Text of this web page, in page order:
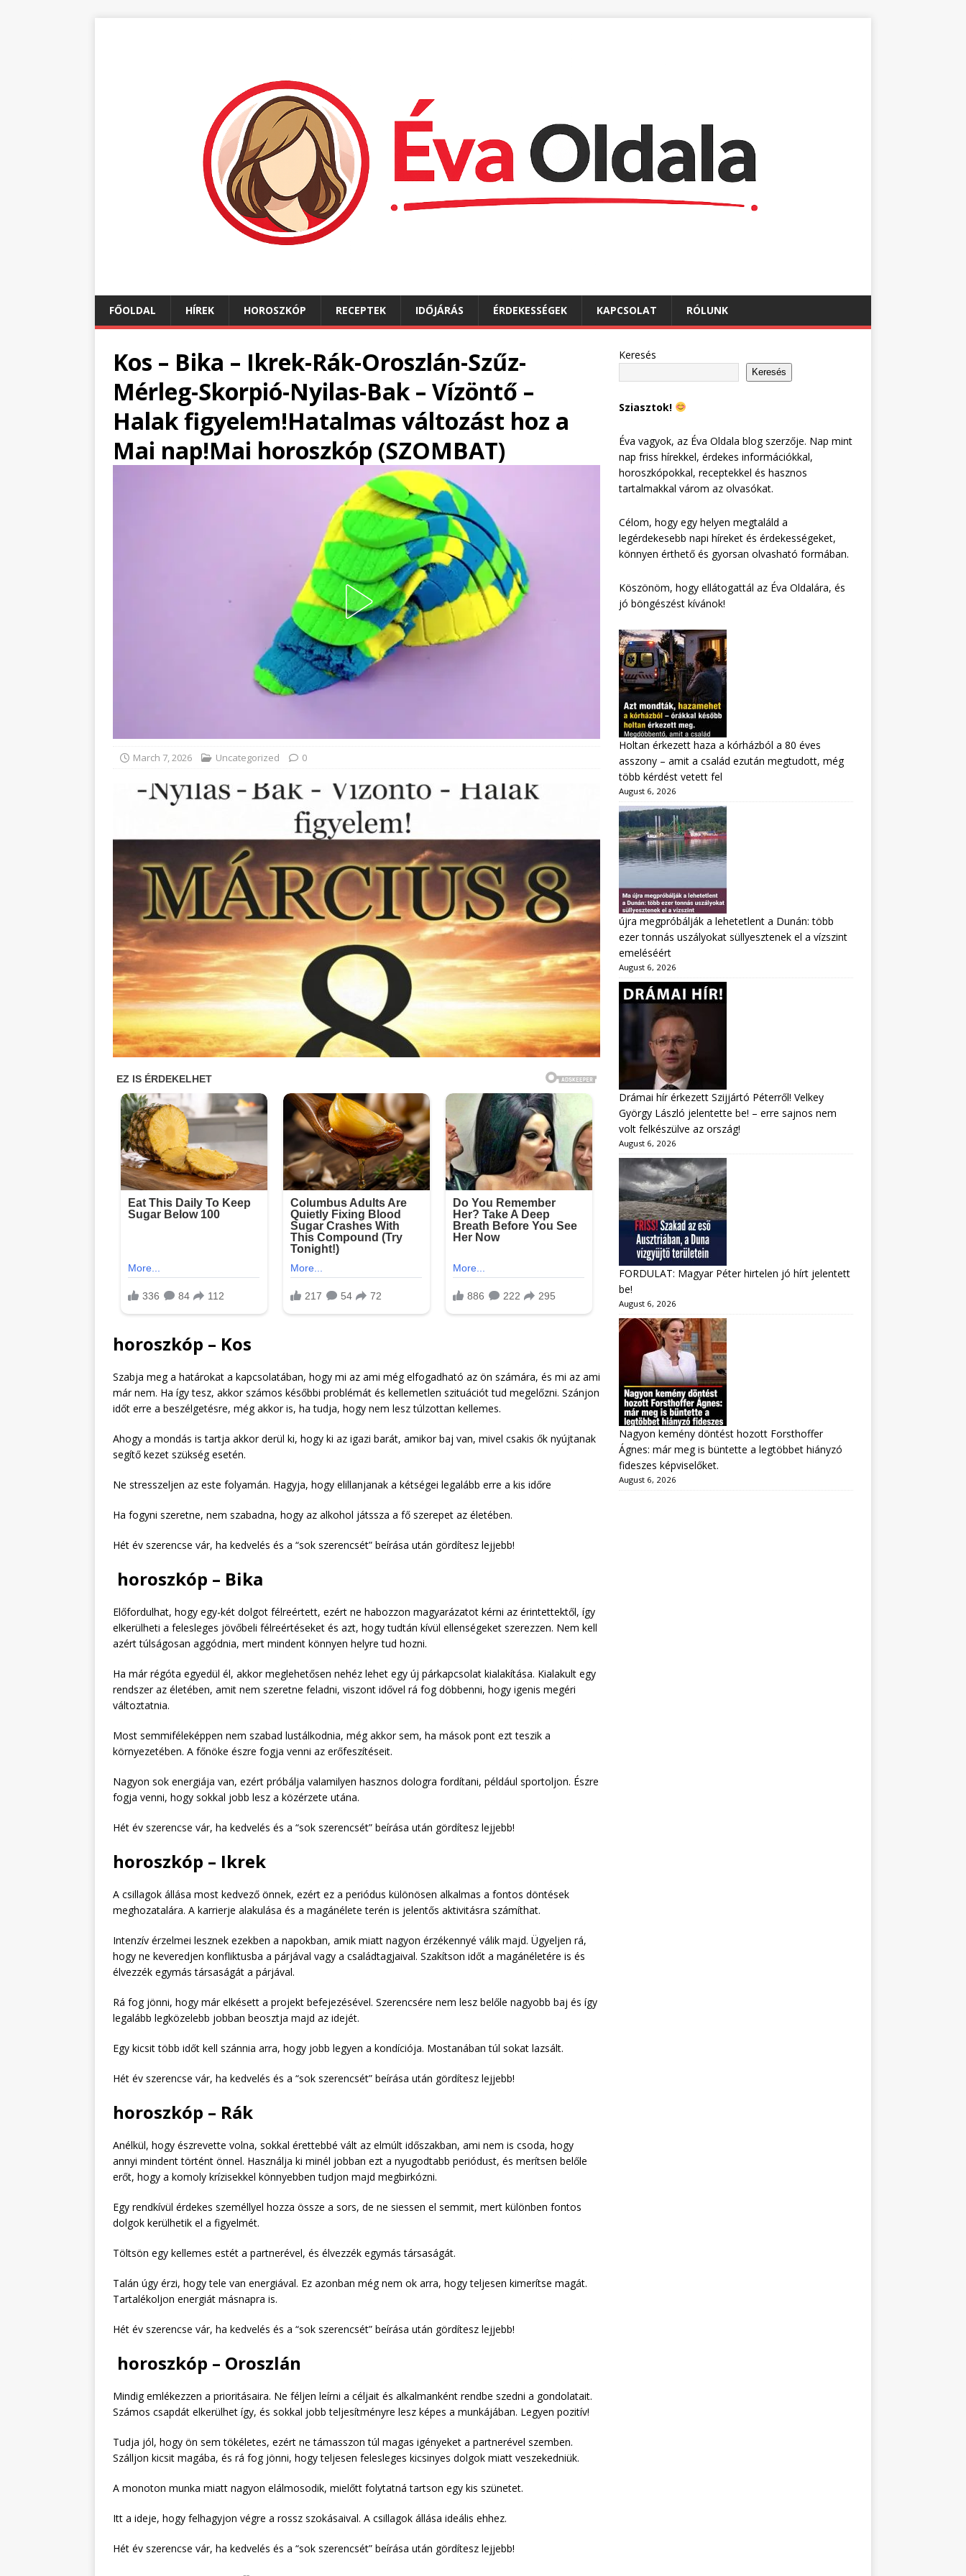
FŐOLDAL HÍREK HOROSZKÓP RECEPTEK IDŐJÁRÁS ÉRDEKESSÉGEK KAPCSOLAT RÓLUNK
Kos – Bika – Ikrek-Rák-Oroszlán-Szűz-
Mérleg-Skorpió-Nyilas-Bak – Vízöntő –
Halak figyelem!Hatalmas változást hoz a
Mai nap!Mai horoszkóp (SZOMBAT)
March 7, 2026 Uncategorized 0
horoszkóp – Kos
Szabja meg a határokat a kapcsolatában, hogy mi az ami még elfogadható az ön számára, és mi az ami
már nem. Ha így tesz, akkor számos későbbi problémát és kellemetlen szituációt tud megelőzni. Szánjon
időt erre a beszélgetésre, még akkor is, ha tudja, hogy nem lesz túlzottan kellemes.
Ahogy a mondás is tartja akkor derül ki, hogy ki az igazi barát, amikor baj van, mivel csakis ők nyújtanak
segítő kezet szükség esetén.
Ne stresszeljen az este folyamán. Hagyja, hogy elillanjanak a kétségei legalább erre a kis időre
Ha fogyni szeretne, nem szabadna, hogy az alkohol játssza a fő szerepet az életében.
Hét év szerencse vár, ha kedvelés és a “sok szerencsét” beírása után gördítesz lejjebb!
horoszkóp – Bika
Előfordulhat, hogy egy-két dolgot félreértett, ezért ne habozzon magyarázatot kérni az érintettektől, így
elkerülheti a felesleges jövőbeli félreértéseket és azt, hogy tudtán kívül ellenségeket szerezzen. Nem kell
azért túlságosan aggódnia, mert mindent könnyen helyre tud hozni.
Ha már régóta egyedül él, akkor meglehetősen nehéz lehet egy új párkapcsolat kialakítása. Kialakult egy
rendszer az életében, amit nem szeretne feladni, viszont idővel rá fog döbbenni, hogy igenis megéri
változtatnia.
Most semmiféleképpen nem szabad lustálkodnia, még akkor sem, ha mások pont ezt teszik a
környezetében. A főnöke észre fogja venni az erőfeszítéseit.
Nagyon sok energiája van, ezért próbálja valamilyen hasznos dologra fordítani, például sportoljon. Észre
fogja venni, hogy sokkal jobb lesz a közérzete utána.
Hét év szerencse vár, ha kedvelés és a “sok szerencsét” beírása után gördítesz lejjebb!
horoszkóp – Ikrek
A csillagok állása most kedvező önnek, ezért ez a periódus különösen alkalmas a fontos döntések
meghozatalára. A karrierje alakulása és a magánélete terén is jelentős aktivitásra számíthat.
Intenzív érzelmei lesznek ezekben a napokban, amik miatt nagyon érzékennyé válik majd. Ügyeljen rá,
hogy ne keveredjen konfliktusba a párjával vagy a családtagjaival. Szakítson időt a magánéletére is és
élvezzék egymás társaságát a párjával.
Rá fog jönni, hogy már elkésett a projekt befejezésével. Szerencsére nem lesz belőle nagyobb baj és így
legalább legközelebb jobban beosztja majd az idejét.
Egy kicsit több időt kell szánnia arra, hogy jobb legyen a kondíciója. Mostanában túl sokat lazsált.
Hét év szerencse vár, ha kedvelés és a “sok szerencsét” beírása után gördítesz lejjebb!
horoszkóp – Rák
Anélkül, hogy észrevette volna, sokkal érettebbé vált az elmúlt időszakban, ami nem is csoda, hogy
annyi mindent történt önnel. Használja ki minél jobban ezt a nyugodtabb periódust, és merítsen belőle
erőt, hogy a komoly krízisekkel könnyebben tudjon majd megbirkózni.
Egy rendkívül érdekes személlyel hozza össze a sors, de ne siessen el semmit, mert különben fontos
dolgok kerülhetik el a figyelmét.
Töltsön egy kellemes estét a partnerével, és élvezzék egymás társaságát.
Talán úgy érzi, hogy tele van energiával. Ez azonban még nem ok arra, hogy teljesen kimerítse magát.
Tartalékoljon energiát másnapra is.
Hét év szerencse vár, ha kedvelés és a “sok szerencsét” beírása után gördítesz lejjebb!
horoszkóp – Oroszlán
Mindig emlékezzen a prioritásaira. Ne féljen leírni a céljait és alkalmanként rendbe szedni a gondolatait.
Számos csapdát elkerülhet így, és sokkal jobb teljesítményre lesz képes a munkájában. Legyen pozitív!
Tudja jól, hogy ön sem tökéletes, ezért ne támasszon túl magas igényeket a partnerével szemben.
Szálljon kicsit magába, és rá fog jönni, hogy teljesen felesleges kicsinyes dolgok miatt veszekedniük.
A monoton munka miatt nagyon elálmosodik, mielőtt folytatná tartson egy kis szünetet.
Itt a ideje, hogy felhagyjon végre a rossz szokásaival. A csillagok állása ideális ehhez.
Hét év szerencse vár, ha kedvelés és a “sok szerencsét” beírása után gördítesz lejjebb!
Keresés
Keresés
Sziasztok!
Éva vagyok, az Éva Oldala blog szerzője. Nap mint
nap friss hírekkel, érdekes információkkal,
horoszkópokkal, receptekkel és hasznos
tartalmakkal várom az olvasókat.
Célom, hogy egy helyen megtaláld a
legérdekesebb napi híreket és érdekességeket,
könnyen érthető és gyorsan olvasható formában.
Köszönöm, hogy ellátogattál az Éva Oldalára, és
jó böngészést kívánok!
Holtan érkezett haza a kórházból a 80 éves
asszony – amit a család ezután megtudott, még
több kérdést vetett fel
August 6, 2026
újra megpróbálják a lehetetlent a Dunán: több
ezer tonnás uszályokat süllyesztenek el a vízszint
emeléséért
August 6, 2026
Drámai hír érkezett Szijjártó Péterről! Velkey
György László jelentette be! – erre sajnos nem
volt felkészülve az ország!
August 6, 2026
FORDULAT: Magyar Péter hirtelen jó hírt jelentett
be!
August 6, 2026
Nagyon kemény döntést hozott Forsthoffer
Ágnes: már meg is büntette a legtöbbet hiányzó
fideszes képviselőket.
August 6, 2026